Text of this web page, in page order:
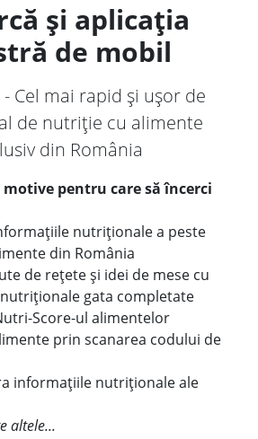
și aplicația
de mobil
- Cel mai rapid și ușor de
de nutriție cu alimente
din România
pentru care să încerci
nutriționale a peste
din România
de rețete și idei de mese cu
gata completate
Score-ul alimentelor
prin scanarea codului de
informațiile nutriționale ale
altele...